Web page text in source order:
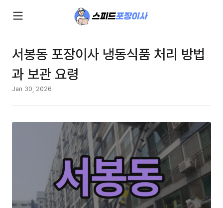
서봉동 포장이사 냉동식품 처리 방법
과 보관 요령
Jan 30, 2026